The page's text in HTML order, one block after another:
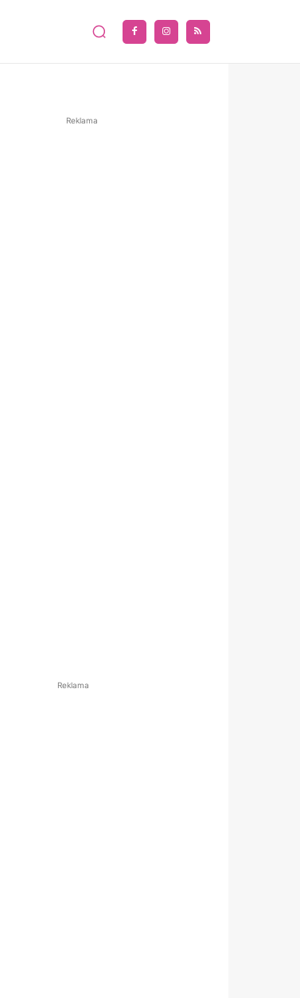
Reklama
Reklama